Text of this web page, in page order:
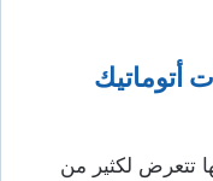
أتوماتيك
تتعرض لكثير من